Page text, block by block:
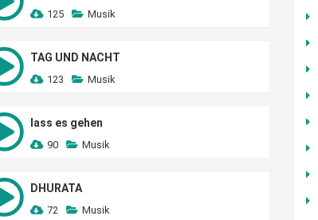
125 Musik
TAG UND NACHT
123 Musik
lass es gehen
90 Musik
DHURATA
72 Musik